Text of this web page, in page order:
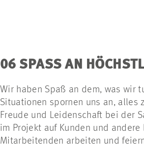
06 SPASS AN
Wir haben Spaß an dem, was wir
Situationen spornen uns an, alles
Freude und Leidenschaft bei der
im Projekt auf Kunden und
Mitarbeitenden arbeiten und